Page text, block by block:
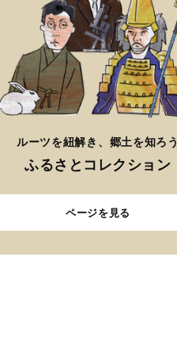
ルーツを紐解き、郷土を知ろう
ふるさとコレクション
ページを見る